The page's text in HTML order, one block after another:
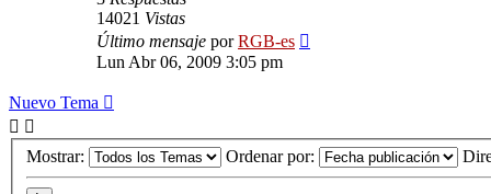
14021 Vistas
Último mensaje porRGB-es
Lun Abr 06, 2009 3:05 pm
Nuevo Tema
Mostrar: Ordenar por: